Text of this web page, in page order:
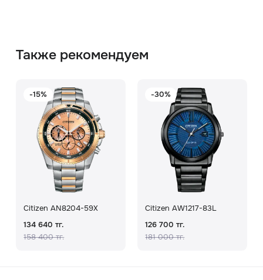
Также рекомендуем
-15%
Citizen AN8204-59X
134 640 тг.
158 400 тг.
-30%
Citizen AW1217-83L
126 700 тг.
181 000 тг.